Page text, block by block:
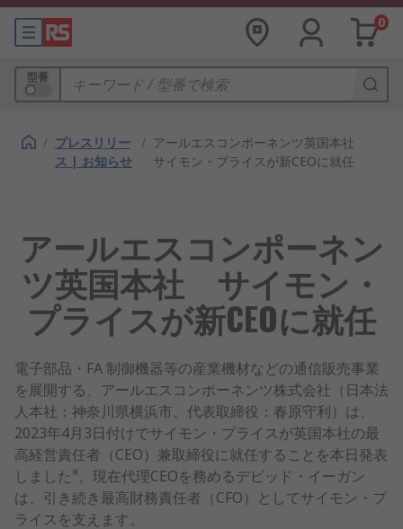
0
型番
/ プレスリリー
ス | お知らせ
/ アールエスコンポーネンツ英国本社
サイモン・プライスが新CEOに就任
アールエスコンポーネン
ツ英国本社 サイモン・
プライスが新CEOに就任
電子部品・FA 制御機器等の産業機材などの通信販売事業
を展開する、アールエスコンポーネンツ株式会社（日本法
人本社：神奈川県横浜市、代表取締役：春原守利）は、
2023年4月3日付けでサイモン・プライスが英国本社の最
高経営責任者（CEO）兼取締役に就任することを本日発表
しました※。現在代理CEOを務めるデビッド・イーガン
は、引き続き最高財務責任者（CFO）としてサイモン・プ
ライスを支えます。